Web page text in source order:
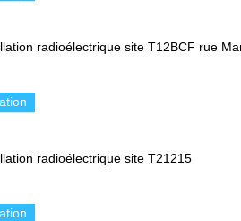
radioélectrique site T12BCF rue
radioélectrique site T21215